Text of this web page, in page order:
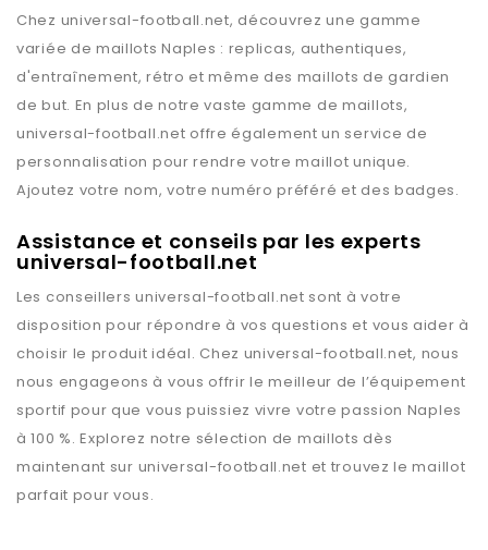
Chez universal-football.net, découvrez une gamme
variée de maillotsNaples : replicas, authentiques,
d'entraînement, rétro et même des maillots de gardien
de but. En plus de notre vaste gamme de maillots,
universal-football.net offre également un service de
personnalisation pour rendre votre maillot unique.
Ajoutez votre nom, votre numéro préféré et des badges.
Assistance et conseils par les experts
universal-football.net
Les conseillersuniversal-football.net sont à votre
disposition pour répondre à vos questions et vous aider à
choisir le produit idéal. Chez universal-football.net, nous
nous engageons à vous offrir le meilleur de l’équipement
sportif pour que vous puissiez vivre votre passion Naples
à 100 %. Explorez notre sélection de maillots dès
maintenant sur universal-football.net et trouvez le maillot
parfait pour vous.